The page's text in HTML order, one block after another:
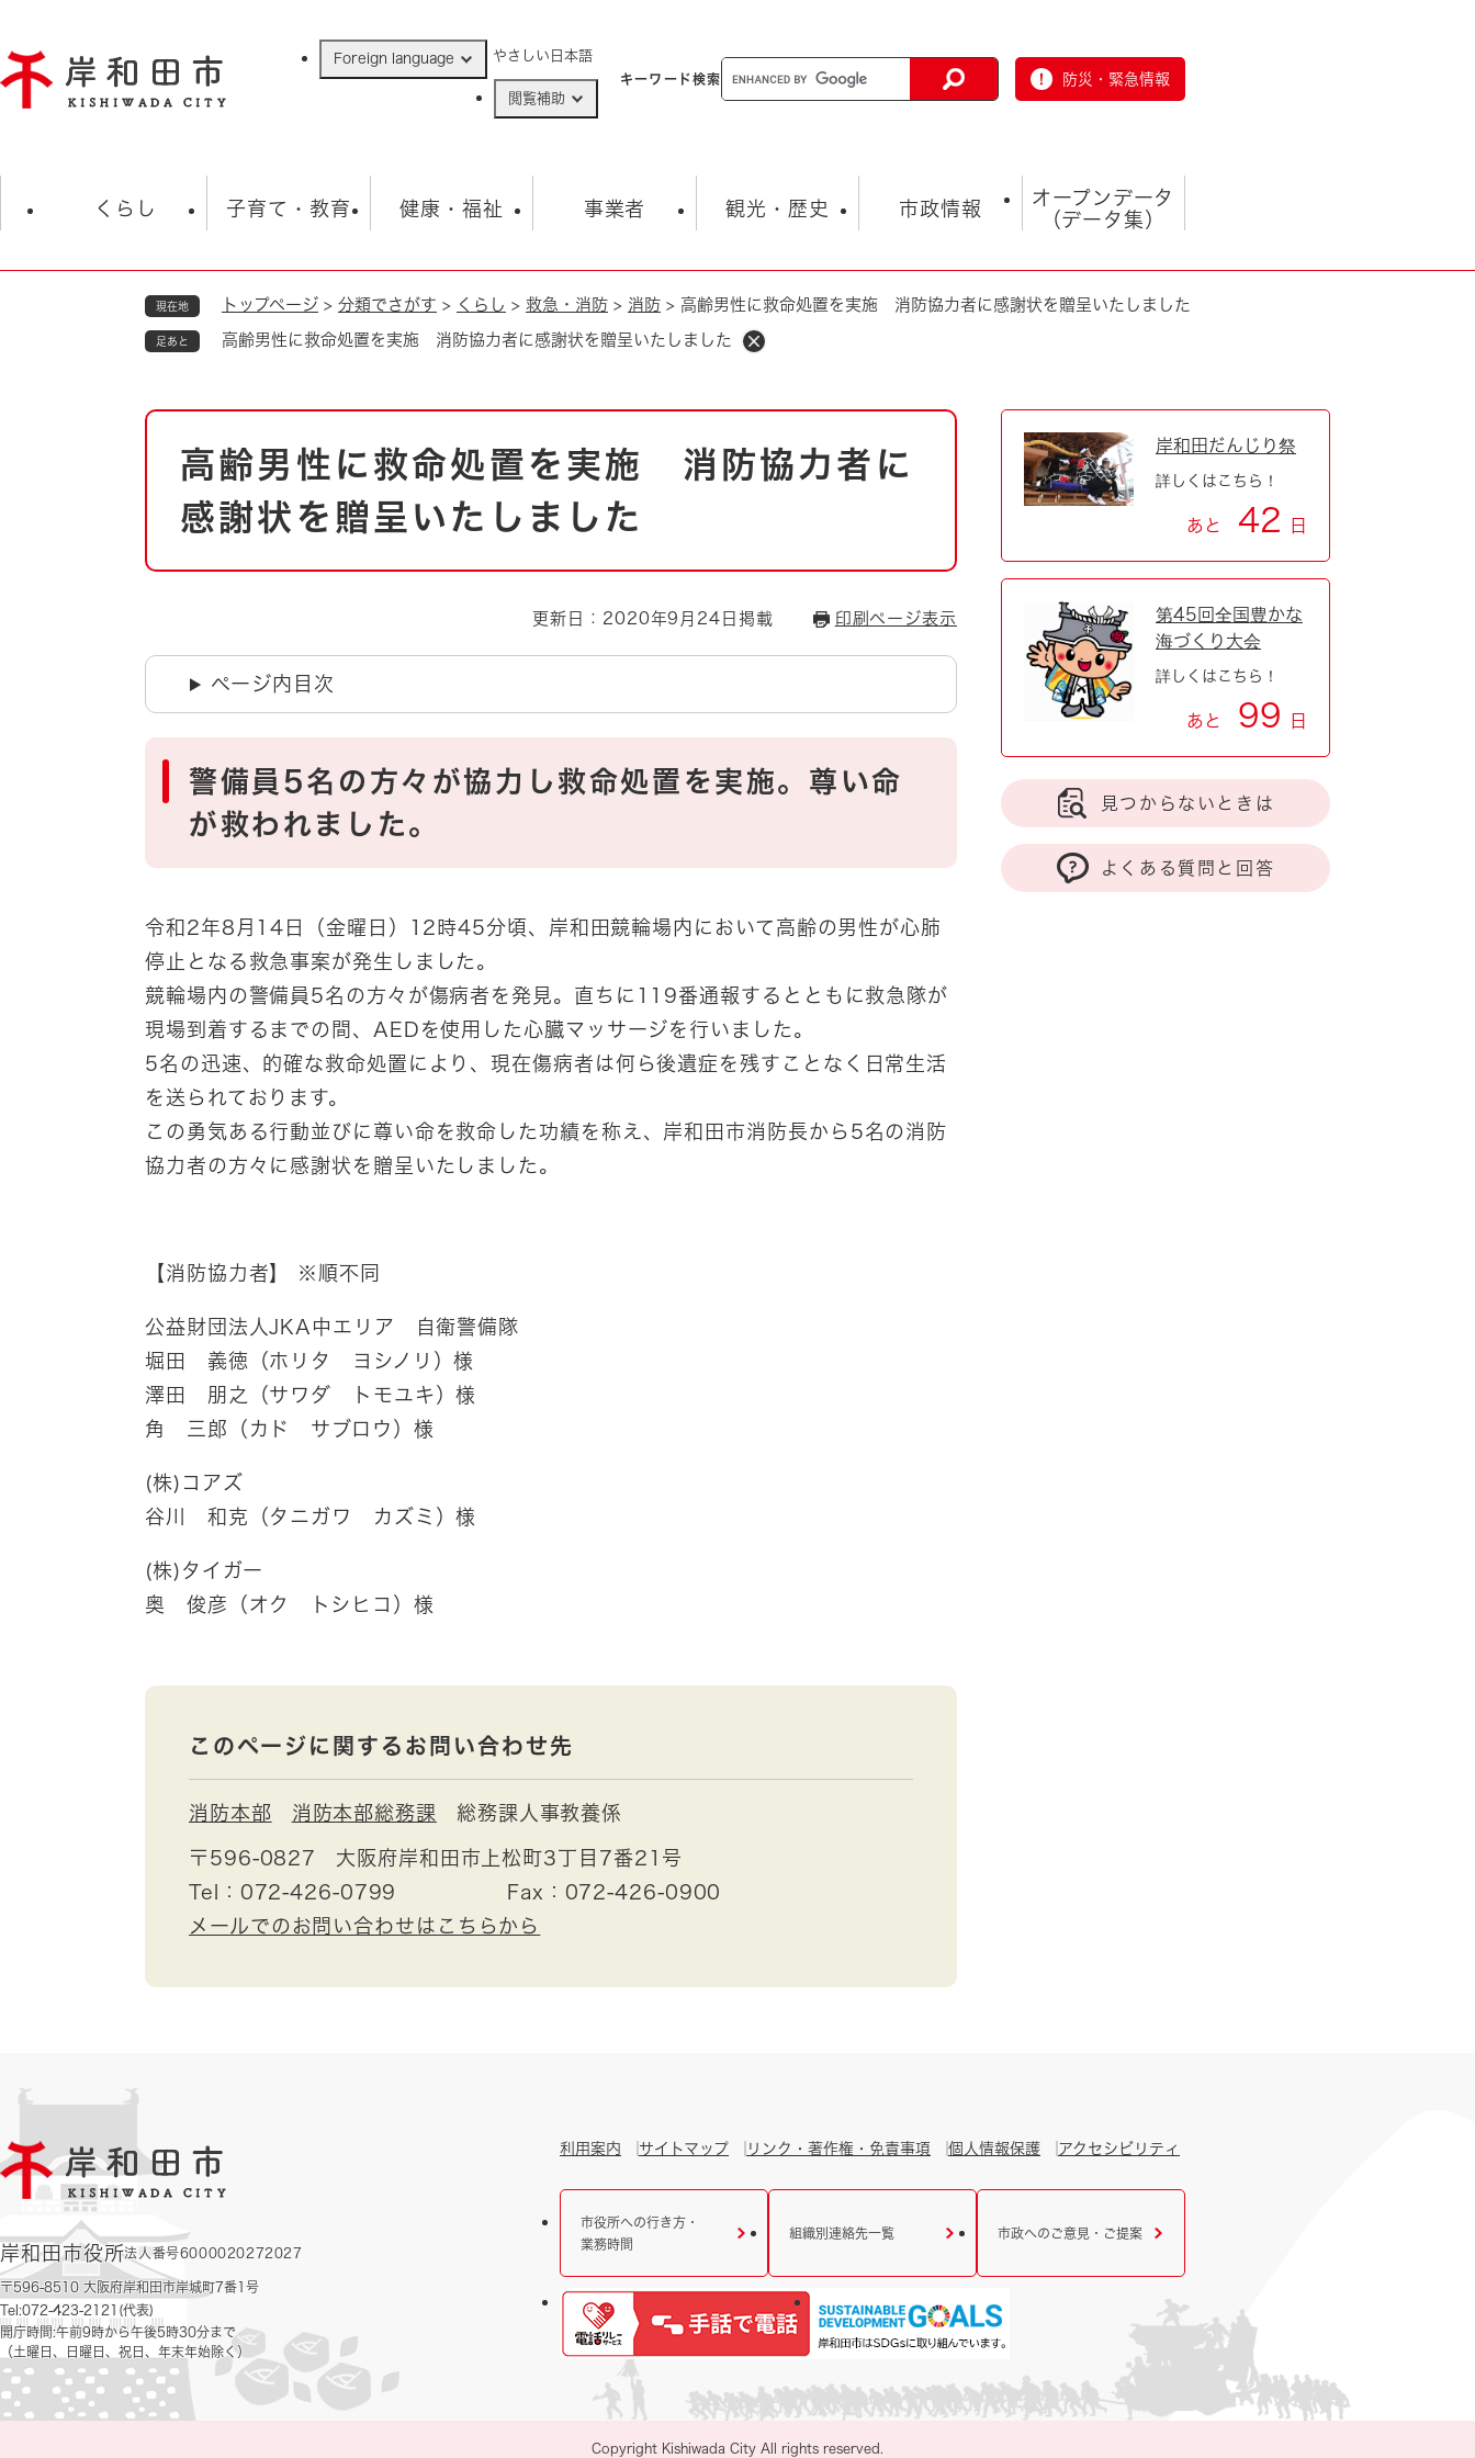
ジ
の
Foreign language やさしい日本語
閲覧補助
キーワード検索 防災・緊急情報
くらし
住民票・戸籍
ごみ・衛生・動物 救急・消防
防災・防犯 上水道・下水道
自然・環境・公園 住宅
引っ越し
道路・河川・交通
子育て・教育
学校 子育て
健康・福祉
福祉・健康・生活 生涯学習・スポーツ
事業者
入札・契約情報 まちづくり・協働
環境 福祉・介護
観光・歴史
観光 観光スポット
とじる
市政情報
市の概要 総合計画
市政 職員採用情報
市役所・施設の案内
オープンデータ
（データ集）
オープンデータ
現在地 トップページ > 分類でさがす > くらし > 救急・消防 > 消防 > 高齢男性に救命処置を実施 消防協力者に感謝状を贈呈いたしました
足あと 高齢男性に救命処置を実施 消防協力者に感謝状を贈呈いたしました
本
高齢男性に救命処置を実施 消防協力者に
感謝状を贈呈いたしました
更新日：2020年9月24日掲載 印刷ページ表示
ページ内目次
警備員5名の方々が協力し救命処置を実施。尊い命
が救われました。
令和2年8月14日（金曜日）12時45分頃、岸和田競輪場内において高齢の男性が心肺
停止となる救急事案が発生しました。
競輪場内の警備員5名の方々が傷病者を発見。直ちに119番通報するとともに救急隊が
現場到着するまでの間、AEDを使用した心臓マッサージを行いました。
5名の迅速、的確な救命処置により、現在傷病者は何ら後遺症を残すことなく日常生活
を送られております。
この勇気ある行動並びに尊い命を救命した功績を称え、岸和田市消防長から5名の消防
協力者の方々に感謝状を贈呈いたしました。
【消防協力者】 ※順不同
公益財団法人JKA中エリア 自衛警備隊
堀田 義徳（ホリタ ヨシノリ）様
澤田 朋之（サワダ トモユキ）様
角 三郎（カド サブロウ）様
(株)コアズ
谷川 和克（タニガワ カズミ）様
(株)タイガー
奥 俊彦（オク トシヒコ）様
このページに関するお問い合わせ先
消防本部 消防本部総務課 総務課人事教養係
〒596-0827
大阪府岸和田市上松町3丁目7番21号
Tel：072-426-0799
Fax：072-426-0900
メールでのお問い合わせはこちらから
岸和田だんじり祭
詳しくはこちら！
あと 42 日
第45回全国豊かな
海づくり大会
詳しくはこちら！
あと 99 日
見つからないときは
よくある質問と回答
岸和田市役所法人番号6000020272027
〒596-8510 大阪府岸和田市岸城町7番1号
Tel:072-423-2121(代表)
開庁時間:午前9時から午後5時30分まで
（土曜日、日曜日、祝日、年末年始除く）
利用案内 サイトマップ リンク・著作権・免責事項 個人情報保護 アクセシビリティ
市役所への行き方・
業務時間
組織別連絡先一覧 市政へのご意見・ご提案
Copyright Kishiwada City All rights reserved.